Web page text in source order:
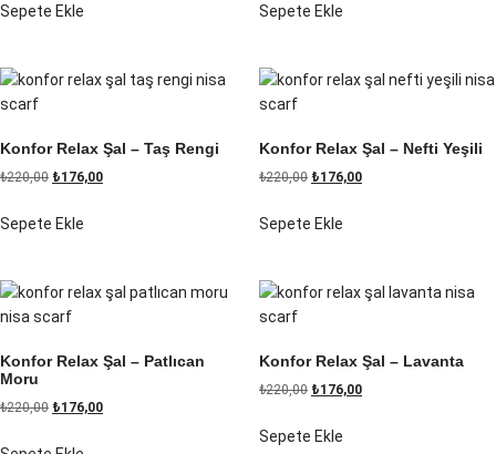
Sepete Ekle Sepete Ekle
Konfor Relax Şal – Taş Rengi
₺220,00 ₺176,00
Sepete Ekle
Konfor Relax Şal – Nefti Yeşili
₺220,00 ₺176,00
Sepete Ekle
Konfor Relax Şal – Patlıcan
Moru
₺220,00 ₺176,00
Konfor Relax Şal – Lavanta
₺220,00 ₺176,00
Sepete Ekle